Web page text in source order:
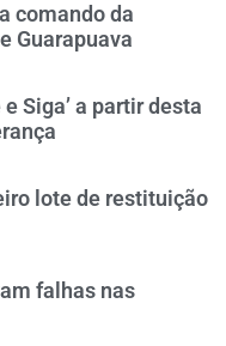
comando da
Guarapuava
Siga’ a partir desta
lote de restituição
falhas nas